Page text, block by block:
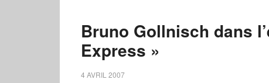
Bruno Gollnisch dans
Express »
4 AVRIL 2007